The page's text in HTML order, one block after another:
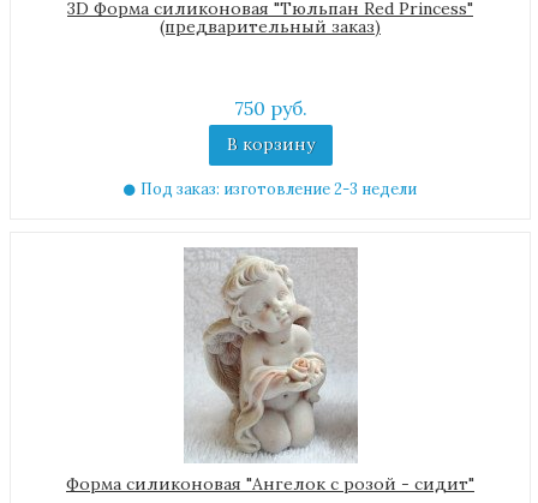
3D Форма силиконовая "Тюльпан Red Princess"
(предварительный заказ)
750 руб.
В корзину
Под заказ: изготовление 2-3 недели
Форма силиконовая "Ангелок с розой - сидит"